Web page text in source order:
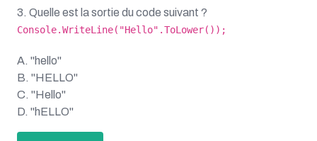
3. Quelle est la sortie du code suivant ?
Console.WriteLine("Hello".ToLower());
A. "hello"
B. "HELLO"
C. "Hello"
D. "hELLO"